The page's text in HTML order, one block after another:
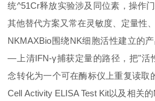
统^51Cr释放实验涉及同位素，操作
其他替代方案又常在灵敏度、定量性
NKMAXBio围绕NK细胞活性建立的
—上清IFN‑γ捕获定量的路径，把"活
念转化为一个可在酶标仪上重复读取
Cell Activity ELISA Test Kit以及相关